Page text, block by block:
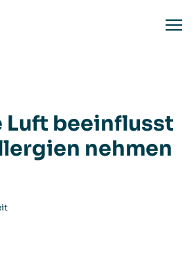
Luft beeinflusst
nehmen